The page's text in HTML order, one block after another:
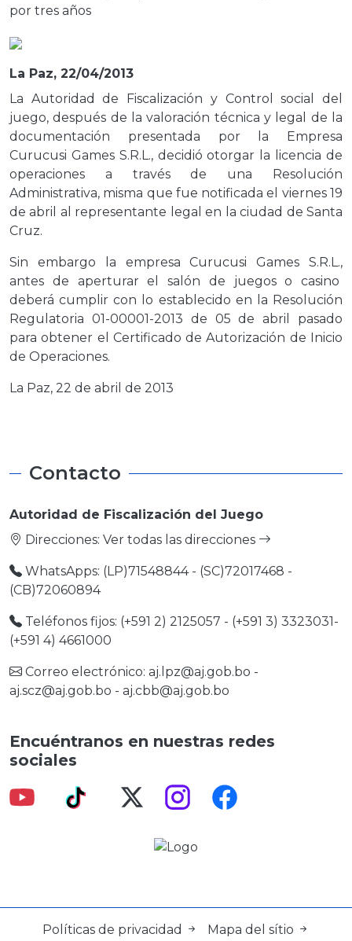
por tres años
La Paz, 22/04/2013
La Autoridad de Fiscalización y Control social del
juego, después de la valoración técnica y legal de la
documentación presentada por la Empresa
Curucusi Games S.R.L., decidió otorgar la licencia de
operaciones a través de una Resolución
Administrativa, misma que fue notificada el viernes 19
de abril al representante legal en la ciudad de Santa
Cruz.
Sin embargo la empresa Curucusi Games S.R.L.,
antes de aperturar el salón de juegos o casino
deberá cumplir con lo establecido en la Resolución
Regulatoria 01-00001-2013 de 05 de abril pasado
para obtener el Certificado de Autorización de Inicio
de Operaciones.
La Paz, 22 de abril de 2013
Contacto
Autoridad de Fiscalización del Juego
Direcciones: Ver todas las direcciones
WhatsApps: (LP)71548844 - (SC)72017468 -
(CB)72060894
Teléfonos fijos: (+591 2) 2125057 - (+591 3) 3323031-
(+591 4) 4661000
Correo electrónico: aj.lpz@aj.gob.bo -
aj.scz@aj.gob.bo - aj.cbb@aj.gob.bo
Encuéntranos en nuestras redes
sociales
Políticas de privacidad Mapa del sítio